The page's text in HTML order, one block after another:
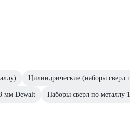
Цилиндрические (наборы сверл
мм Dewalt Наборы сверл по металлу